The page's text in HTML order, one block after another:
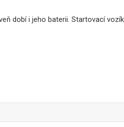
dobí i jeho baterii. Startovací